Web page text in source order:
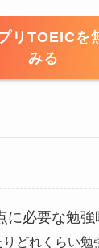
リTOEICを
みる
に必要な勉強
りどれくらい勉